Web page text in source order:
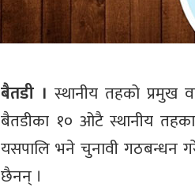
बैतडी । स्थानीय तहको प्रमुख
बैतडीका १० ओटै स्थानीय तहका
यसपालि भने चुनावी गठबन्धन
छैनन् ।